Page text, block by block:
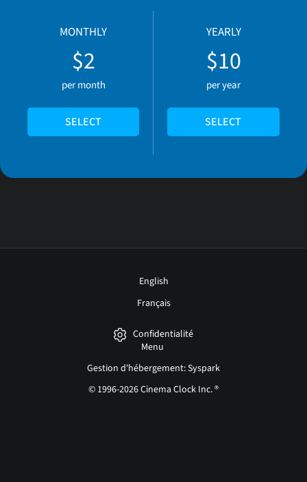
MONTHLY
$2
per month
SELECT
YEARLY
$10
per year
SELECT
English
Français
Confidentialité
Menu
Gestion d'hébergement: Syspark
© 1996-2026 Cinema Clock Inc. ®